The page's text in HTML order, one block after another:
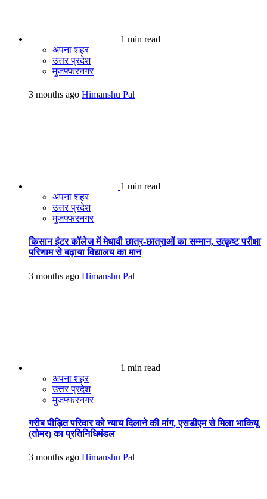
1 min read
अपना शहर
उत्तर प्रदेश
मुजफ्फरनगर
3 months ago Himanshu Pal
1 min read
अपना शहर
उत्तर प्रदेश
मुजफ्फरनगर
किसान इंटर कॉलेज में मेधावी छात्र-छात्राओं का सम्मान, उत्कृष्ट परीक्षा
परिणाम से बढ़ाया विद्यालय का मान
3 months ago Himanshu Pal
1 min read
अपना शहर
उत्तर प्रदेश
मुजफ्फरनगर
गरीब पीड़ित परिवार को न्याय दिलाने की मांग, एसडीएम से मिला भाकियू
(तोमर) का प्रतिनिधिमंडल
3 months ago Himanshu Pal